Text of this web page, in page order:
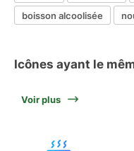
boisson alcoolisée
Icônes ayant le
Voir plus